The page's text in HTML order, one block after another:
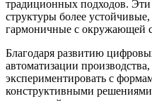
традиционных подходов.
структуры более
гармоничные с окружающей
Благодаря развитию
автоматизации
экспериментировать с
конструктивными